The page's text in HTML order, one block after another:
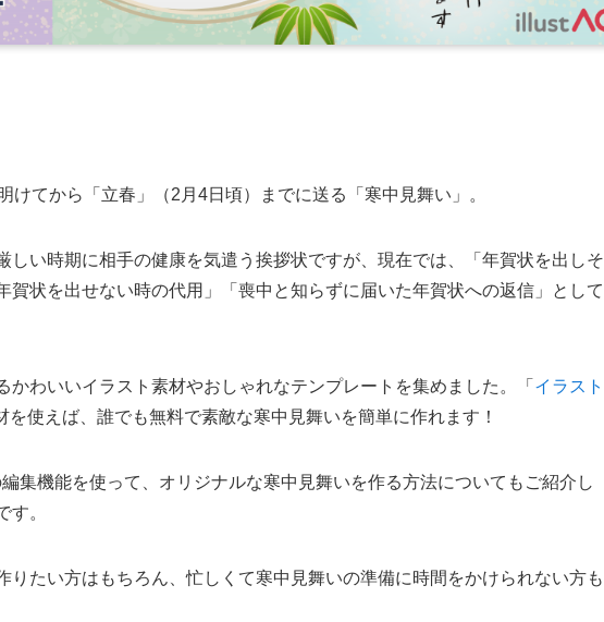
けてから「立春」（2月4日頃）までに送る「寒中見舞い」。
しい時期に相手の健康を気遣う挨拶状ですが、現在では、「年賀状を出しそ
賀状を出せない時の代用」「喪中と知らずに届いた年賀状への返信」として
かわいいイラスト素材やおしゃれなテンプレートを集めました。「 イラスト
を使えば、誰でも無料で素敵な寒中見舞いを簡単に作れます！
編集機能を使って、オリジナルな寒中見舞いを作る方法についてもご紹介し
す。
りたい方はもちろん、忙しくて寒中見舞いの準備に時間をかけられない方も